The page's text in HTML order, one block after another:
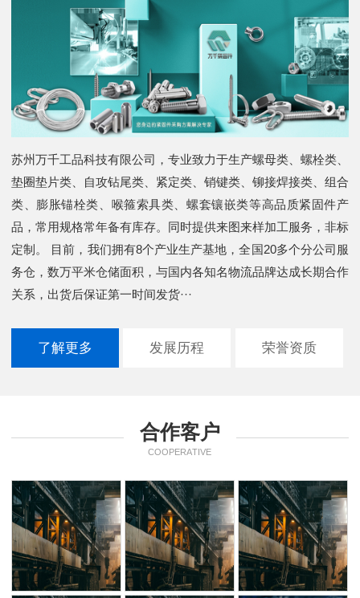
苏州万千工品科技有限公司，专业致力于生产螺母类、螺栓类、
垫圈垫片类、自攻钻尾类、紧定类、销键类、铆接焊接类、组合
类、膨胀锚栓类、喉箍索具类、螺套镶嵌类等高品质紧固件产
品，常用规格常年备有库存。同时提供来图来样加工服务，非标
定制。 目前，我们拥有8个产业生产基地，全国20多个分公司服
务仓，数万平米仓储面积，与国内各知名物流品牌达成长期合作
关系，出货后保证第一时间发货···
了解更多 发展历程 荣誉资质
合作客户
COOPERATIVE